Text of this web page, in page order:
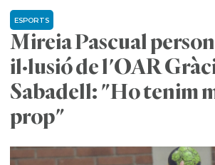
Mireia Pascual
il·lusió de l'OAR
Sabadell: "Ho tenim
prop"
ESPORTS